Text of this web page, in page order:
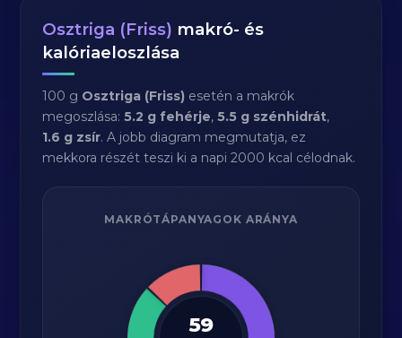
Osztriga (Friss) makró- és
kalóriaeloszlása
100 g Osztriga (Friss) esetén a makrók
megoszlása:5.2 g fehérje,5.5 g szénhidrát,
1.6 g zsír. A jobb diagram megmutatja, ez
mekkora részét teszi ki a napi 2000 kcal célodnak.
MAKRÓTÁPANYAGOK ARÁNYA
59